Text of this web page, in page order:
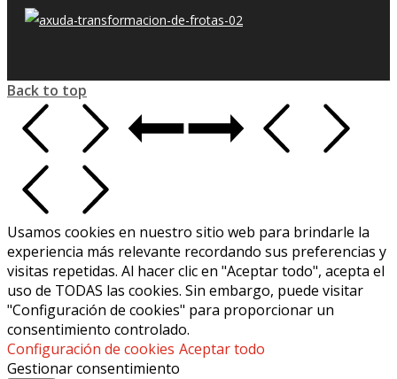
Back to top
Usamos cookies en nuestro sitio web para brindarle la
experiencia más relevante recordando sus preferencias y
visitas repetidas. Al hacer clic en "Aceptar todo", acepta el
uso de TODAS las cookies. Sin embargo, puede visitar
"Configuración de cookies" para proporcionar un
consentimiento controlado.
Configuración de cookies Aceptar todo
Gestionar consentimiento